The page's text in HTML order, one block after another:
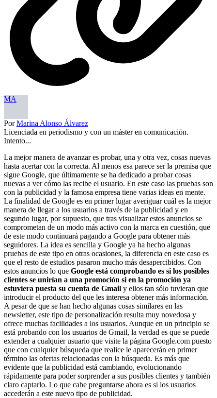
MA
PorMarina Alonso Álvarez
Licenciada en periodismo y con un máster en comunicación.
Intento...
La mejor manera de avanzar es probar, una y otra vez, cosas nuevas
hasta acertar con la correcta. Al menos esa parece ser la premisa que
sigue Google, que últimamente se ha dedicado a probar cosas
nuevas a ver cómo las recibe el usuario. En este caso las pruebas son
con la publicidad y la famosa empresa tiene varias ideas en mente.
La finalidad de Google es en primer lugar averiguar cuál es la mejor
manera de llegar a los usuarios a través de la publicidad y en
segundo lugar, por supuesto, que tras visualizar estos anuncios se
comprometan de un modo más activo con la marca en cuestión, que
de este modo continuará pagando a Google para obtener más
seguidores. La idea es sencilla y Google ya ha hecho algunas
pruebas de este tipo en otras ocasiones, la diferencia en este caso es
que el resto de estudios pasaron mucho más desapercibidos. Con
estos anuncios lo que Google está comprobando es si los posibles
clientes se unirían a una promoción si en la promoción ya
estuviera puesta su cuenta de Gmail y ellos tan sólo tuvieran que
introducir el producto del que les interesa obtener más información.
A pesar de que se han hecho algunas cosas similares en las
newsletter, este tipo de personalización resulta muy novedosa y
ofrece muchas facilidades a los usuarios. Aunque en un principio se
está probando con los usuarios de Gmail, la verdad es que se puede
extender a cualquier usuario que visite la página Google.com puesto
que con cualquier búsqueda que realice le aparecerán en primer
término las ofertas relacionadas con la búsqueda. Es más que
evidente que la publicidad está cambiando, evolucionando
rápidamente para poder sorprender a sus posibles clientes y también
claro captarlo. Lo que cabe preguntarse ahora es si los usuarios
accederán a este nuevo tipo de publicidad.